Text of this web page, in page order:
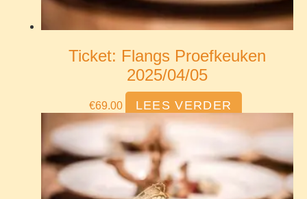
Ticket: Flangs Proefkeuken
2025/04/05
€69.00 LEES VERDER